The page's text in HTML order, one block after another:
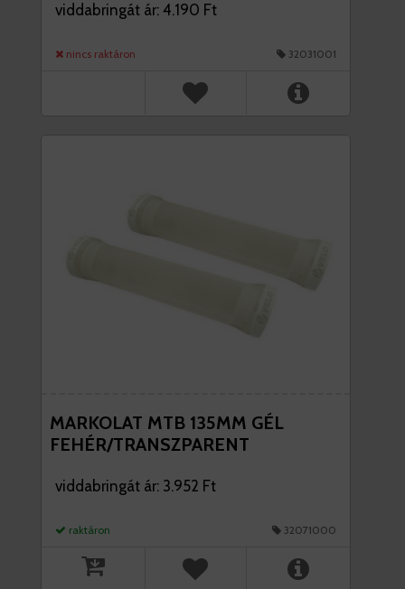
viddabringát ár: 4.190 Ft
nincs raktáron 32031001
MARKOLAT MTB 135MM GÉL
FEHÉR/TRANSZPARENT
viddabringát ár: 3.952 Ft
raktáron 32071000